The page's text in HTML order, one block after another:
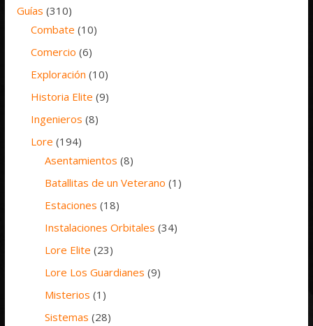
Guías (310)
Combate (10)
Comercio (6)
Exploración (10)
Historia Elite (9)
Ingenieros (8)
Lore (194)
Asentamientos (8)
Batallitas de un Veterano (1)
Estaciones (18)
Instalaciones Orbitales (34)
Lore Elite (23)
Lore Los Guardianes (9)
Misterios (1)
Sistemas (28)